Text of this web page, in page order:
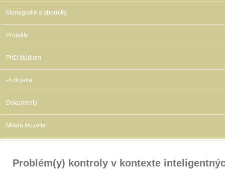
Monografie a zborníky
Projekty
PhD štúdium
Podujatia
Dokumenty
Mladá filozofia
Problém(y) kontroly v kontexte